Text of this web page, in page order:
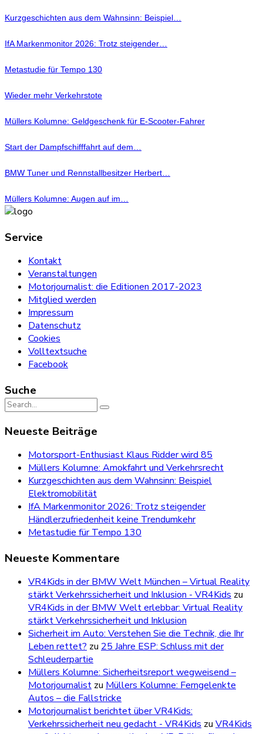
Kurzgeschichten aus dem Wahnsinn: Beispiel…
IfA Markenmonitor 2026: Trotz steigender…
Metastudie für Tempo 130
Wieder mehr Verkehrstote
Müllers Kolumne: Geldgeschenk für E-Scooter-Fahrer
Start der Dampfschifffahrt auf dem…
BMW Tuner und Rennstallbesitzer Herbert…
Müllers Kolumne: Augen auf im…
Service
Kontakt
Veranstaltungen
Motorjournalist: die Editionen 2017-2023
Mitglied werden
Impressum
Datenschutz
Cookies
Volltextsuche
Facebook
Suche
Search
for:
Neueste Beiträge
Motorsport-Enthusiast Klaus Ridder wird 85
Müllers Kolumne: Amokfahrt und Verkehrsrecht
Kurzgeschichten aus dem Wahnsinn: Beispiel
Elektromobilität
IfA Markenmonitor 2026: Trotz steigender
Händlerzufriedenheit keine Trendumkehr
Metastudie für Tempo 130
Neueste Kommentare
VR4Kids in der BMW Welt München – Virtual Reality
stärkt Verkehrssicherheit und Inklusion - VR4Kids zu
VR4Kids in der BMW Welt erlebbar: Virtual Reality
stärkt Verkehrssicherheit und Inklusion
Sicherheit im Auto: Verstehen Sie die Technik, die Ihr
Leben rettet? zu 25 Jahre ESP: Schluss mit der
Schleuderpartie
Müllers Kolumne: Sicherheitsreport wegweisend –
Motorjournalist zu Müllers Kolumne: Ferngelenkte
Autos – die Fallstricke
Motorjournalist berichtet über VR4Kids:
Verkehrssicherheit neu gedacht - VR4Kids zu VR4Kids